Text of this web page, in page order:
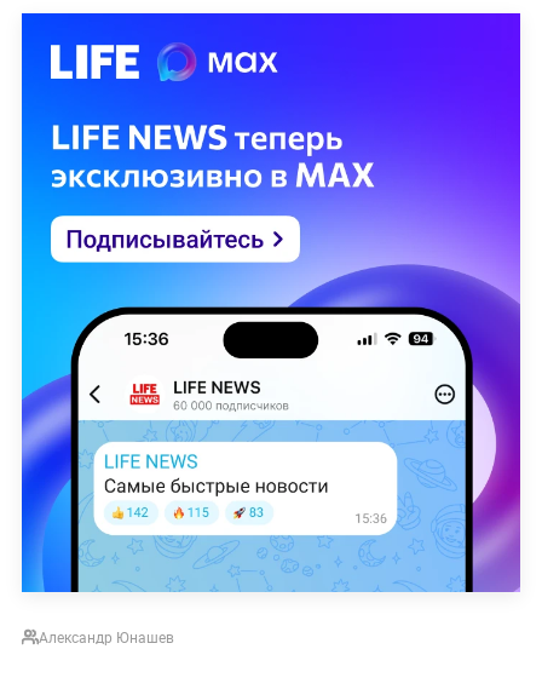
Александр Юнашев